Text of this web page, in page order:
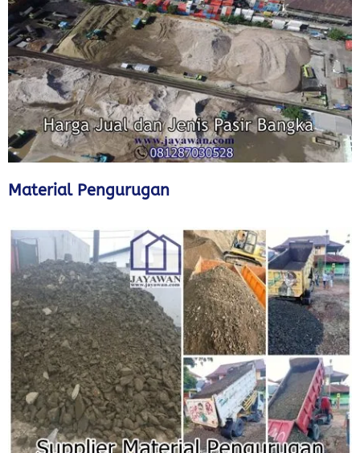
Material Pengurugan